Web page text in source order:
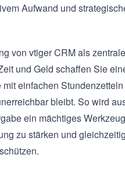
Aufwand und
von vtiger CRM als zentrale
und Geld schaffen Sie
mit einfachen
bleibt. So wird
ein mächtiges
zu stärken und